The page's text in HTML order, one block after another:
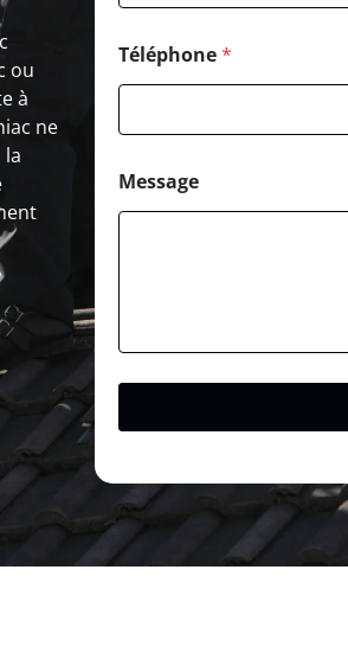
ou
à
ne
la
Téléphone*
Message